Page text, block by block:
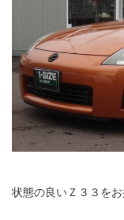
状態の良いＺ３３を